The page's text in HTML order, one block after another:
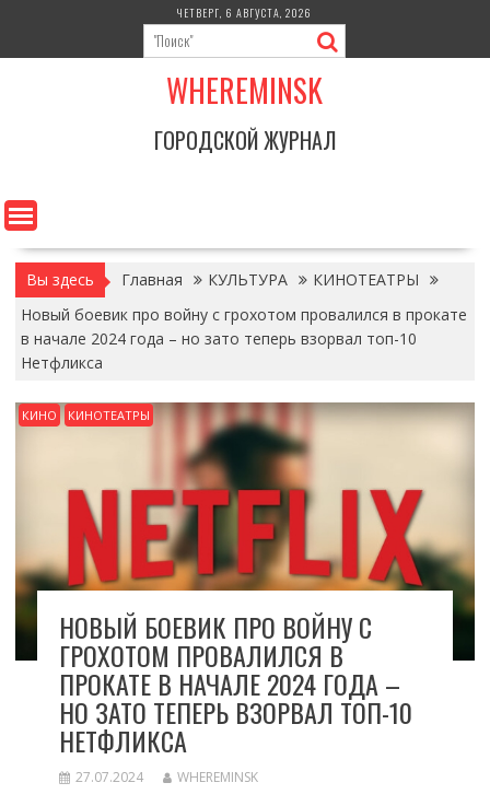
содержимому
ЧЕТВЕРГ, 6 АВГУСТА, 2026
WHEREMINSK
ГОРОДСКОЙ ЖУРНАЛ
Вы здесь Главная КУЛЬТУРА
КИНОТЕАТРЫ
Новый боевик про войну с грохотом провалился в прокате
в начале 2024 года – но зато теперь взорвал топ-10
Нетфликса
КИНО КИНОТЕАТРЫ
НОВЫЙ БОЕВИК ПРО ВОЙНУ С
ГРОХОТОМ ПРОВАЛИЛСЯ В
ПРОКАТЕ В НАЧАЛЕ 2024 ГОДА –
НО ЗАТО ТЕПЕРЬ ВЗОРВАЛ ТОП-10
НЕТФЛИКСА
27.07.2024 WHEREMINSK